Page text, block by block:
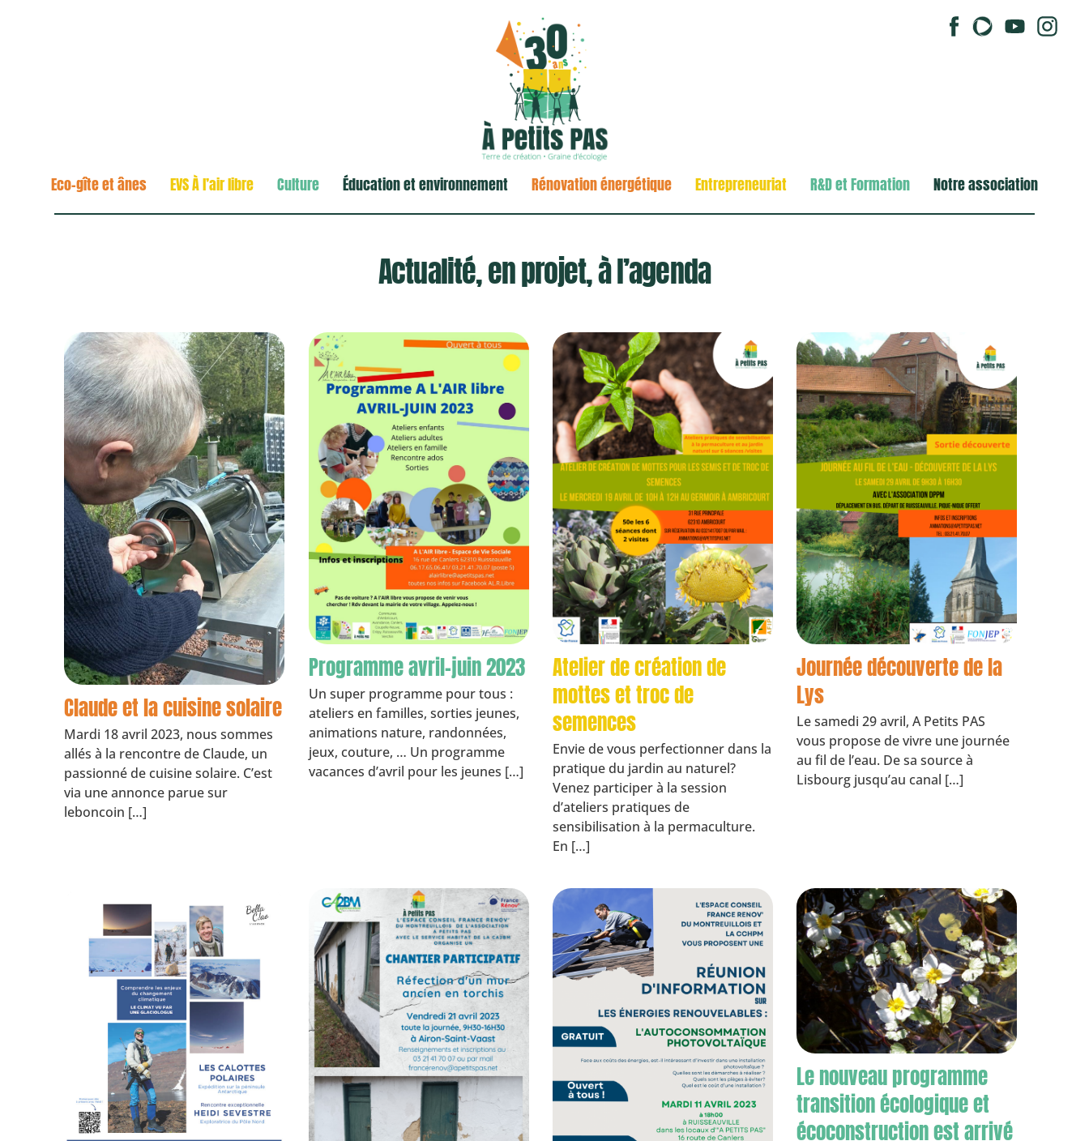
Eco-gîte et ânes EVS À l’air libre Culture Éducation et environnement Rénovation énergétique Entrepreneuriat R&D et Formation Notre association
Actualité, en projet, à l’agenda
Claude et la cuisine solaire
Mardi 18 avril 2023, nous sommes
allés à la rencontre de Claude, un
passionné de cuisine solaire. C’est
via une annonce parue sur
leboncoin […]
Programme avril-juin 2023
Un super programme pour tous :
ateliers en familles, sorties jeunes,
animations nature, randonnées,
jeux, couture, … Un programme
vacances d’avril pour les jeunes […]
Atelier de création de
mottes et troc de
semences
Envie de vous perfectionner dans la
pratique du jardin au naturel?
Venez participer à la session
d’ateliers pratiques de
sensibilisation à la permaculture.
En […]
Journée découverte de la
Lys
Le samedi 29 avril, A Petits PAS
vous propose de vivre une journée
au fil de l’eau. De sa source à
Lisbourg jusqu’au canal […]
Le nouveau programme
transition écologique et
écoconstruction est arrivé